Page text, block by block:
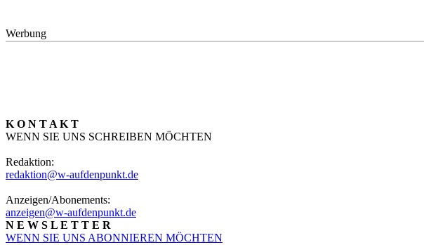
Werbung
K O N T A K T
WENN SIE UNS SCHREIBEN MÖCHTEN
Redaktion:
redaktion@w-aufdenpunkt.de
Anzeigen/Abonements:
anzeigen@w-aufdenpunkt.de
N E W S L E T T E R
WENN SIE UNS ABONNIEREN MÖCHTEN